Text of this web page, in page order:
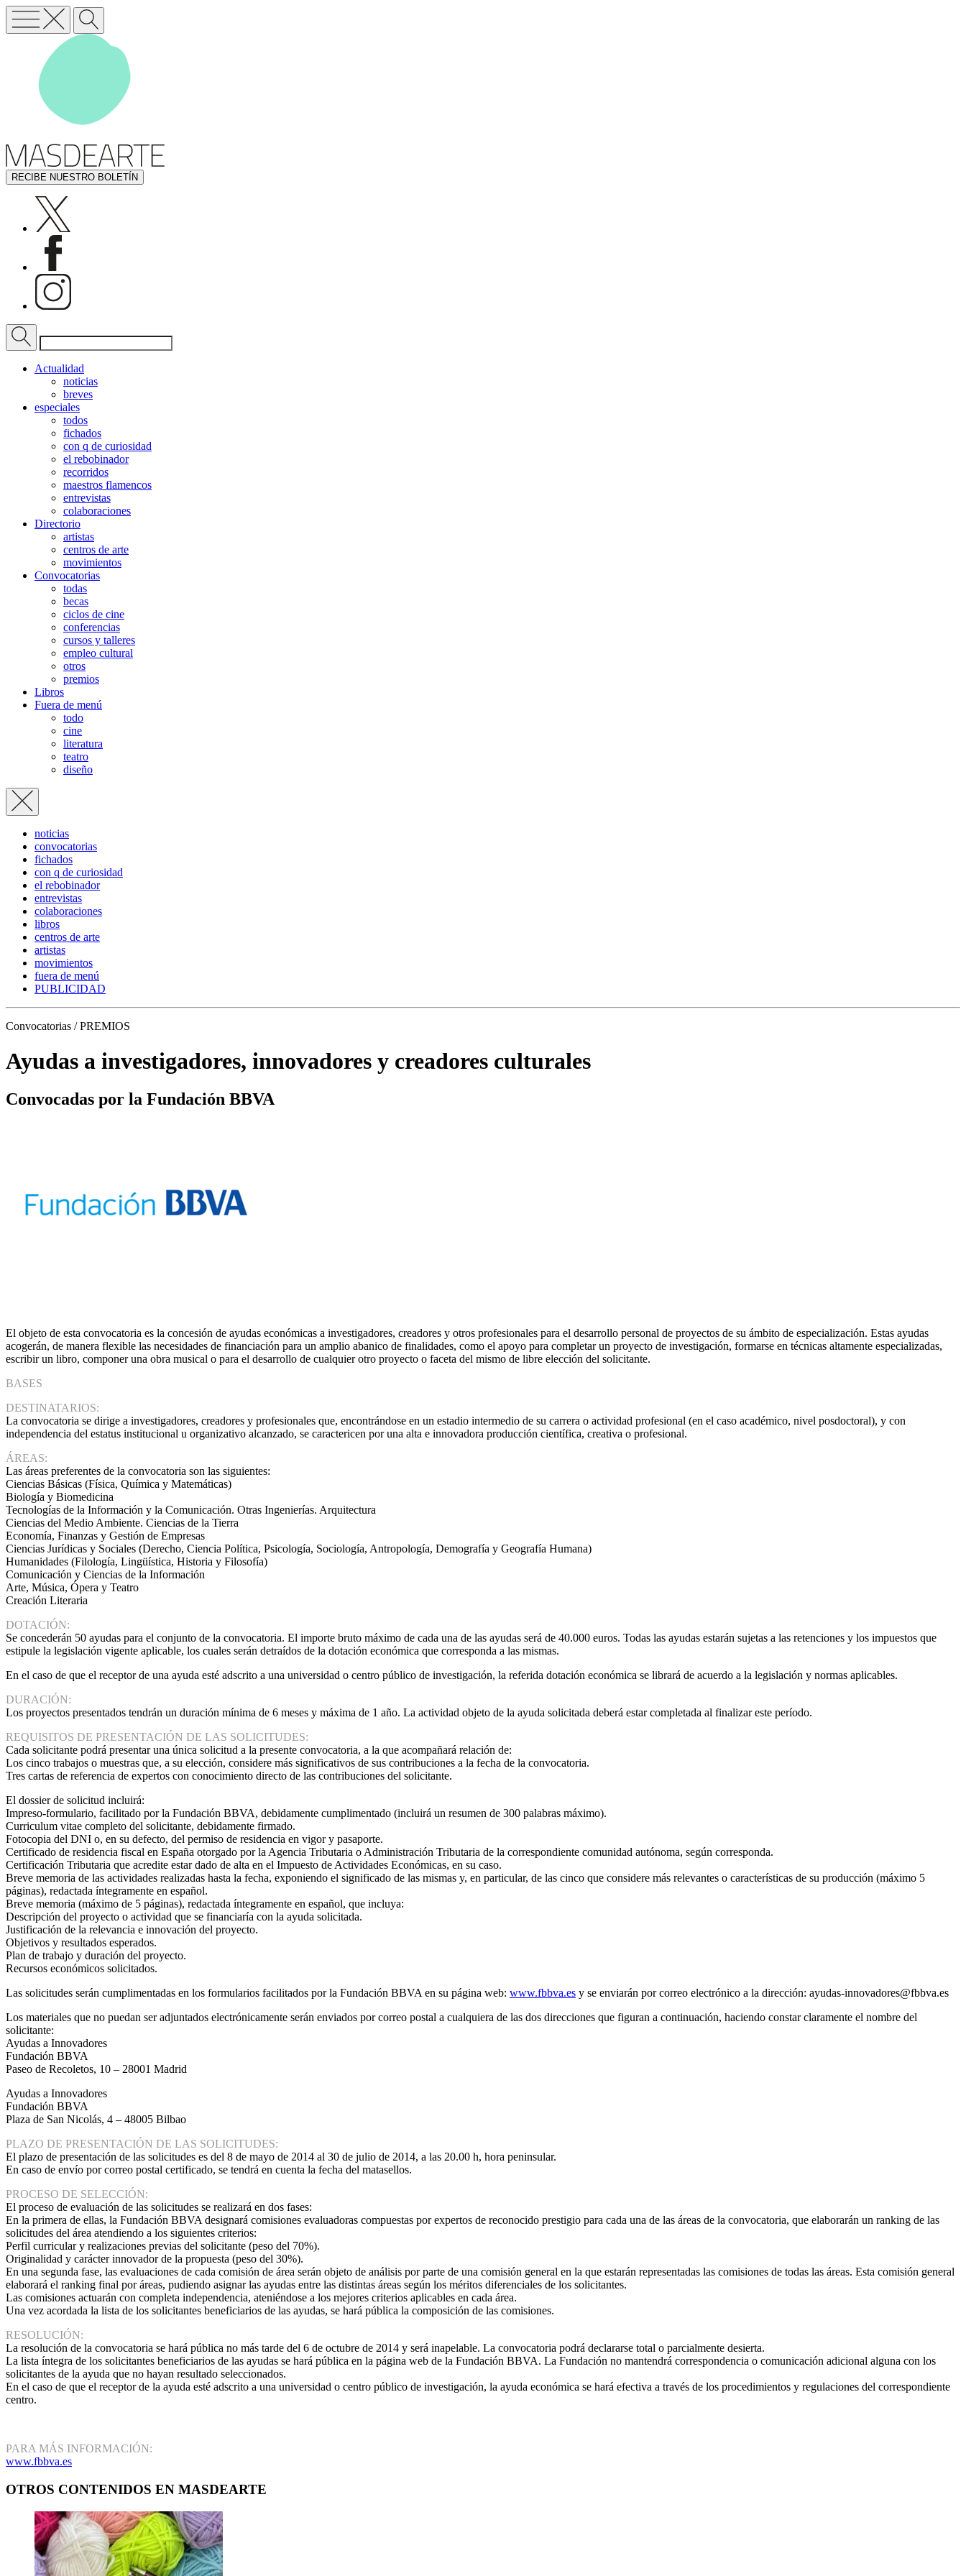
RECIBE NUESTRO BOLETÍN
Actualidad
noticias
breves
especiales
todos
fichados
con q de curiosidad
el rebobinador
recorridos
maestros flamencos
entrevistas
colaboraciones
Directorio
artistas
centros de arte
movimientos
Convocatorias
todas
becas
ciclos de cine
conferencias
cursos y talleres
empleo cultural
otros
premios
Libros
Fuera de menú
todo
cine
literatura
teatro
diseño
noticias
convocatorias
fichados
con q de curiosidad
el rebobinador
entrevistas
colaboraciones
libros
centros de arte
artistas
movimientos
fuera de menú
PUBLICIDAD
Convocatorias / PREMIOS
Ayudas a investigadores, innovadores y creadores culturales
Convocadas por la Fundación BBVA
El objeto de esta convocatoria es la concesión de ayudas económicas a investigadores, creadores y otros profesionales para el desarrollo personal de proyectos de su ámbito de especialización. Estas ayudas
acogerán, de manera flexible las necesidades de financiación para un amplio abanico de finalidades, como el apoyo para completar un proyecto de investigación, formarse en técnicas altamente especializadas,
escribir un libro, componer una obra musical o para el desarrollo de cualquier otro proyecto o faceta del mismo de libre elección del solicitante.
BASES
DESTINATARIOS:
La convocatoria se dirige a investigadores, creadores y profesionales que, encontrándose en un estadio intermedio de su carrera o actividad profesional (en el caso académico, nivel posdoctoral), y con
independencia del estatus institucional u organizativo alcanzado, se caractericen por una alta e innovadora producción científica, creativa o profesional.
ÁREAS:
Las áreas preferentes de la convocatoria son las siguientes:
Ciencias Básicas (Física, Química y Matemáticas)
Biología y Biomedicina
Tecnologías de la Información y la Comunicación. Otras Ingenierías. Arquitectura
Ciencias del Medio Ambiente. Ciencias de la Tierra
Economía, Finanzas y Gestión de Empresas
Ciencias Jurídicas y Sociales (Derecho, Ciencia Política, Psicología, Sociología, Antropología, Demografía y Geografía Humana)
Humanidades (Filología, Lingüística, Historia y Filosofía)
Comunicación y Ciencias de la Información
Arte, Música, Ópera y Teatro
Creación Literaria
DOTACIÓN:
Se concederán 50 ayudas para el conjunto de la convocatoria. El importe bruto máximo de cada una de las ayudas será de 40.000 euros. Todas las ayudas estarán sujetas a las retenciones y los impuestos que
estipule la legislación vigente aplicable, los cuales serán detraídos de la dotación económica que corresponda a las mismas.
En el caso de que el receptor de una ayuda esté adscrito a una universidad o centro público de investigación, la referida dotación económica se librará de acuerdo a la legislación y normas aplicables.
DURACIÓN:
Los proyectos presentados tendrán un duración mínima de 6 meses y máxima de 1 año. La actividad objeto de la ayuda solicitada deberá estar completada al finalizar este período.
REQUISITOS DE PRESENTACIÓN DE LAS SOLICITUDES:
Cada solicitante podrá presentar una única solicitud a la presente convocatoria, a la que acompañará relación de:
Los cinco trabajos o muestras que, a su elección, considere más significativos de sus contribuciones a la fecha de la convocatoria.
Tres cartas de referencia de expertos con conocimiento directo de las contribuciones del solicitante.
El dossier de solicitud incluirá:
Impreso-formulario, facilitado por la Fundación BBVA, debidamente cumplimentado (incluirá un resumen de 300 palabras máximo).
Curriculum vitae completo del solicitante, debidamente firmado.
Fotocopia del DNI o, en su defecto, del permiso de residencia en vigor y pasaporte.
Certificado de residencia fiscal en España otorgado por la Agencia Tributaria o Administración Tributaria de la correspondiente comunidad autónoma, según corresponda.
Certificación Tributaria que acredite estar dado de alta en el Impuesto de Actividades Económicas, en su caso.
Breve memoria de las actividades realizadas hasta la fecha, exponiendo el significado de las mismas y, en particular, de las cinco que considere más relevantes o características de su producción (máximo 5
páginas), redactada íntegramente en español.
Breve memoria (máximo de 5 páginas), redactada íntegramente en español, que incluya:
Descripción del proyecto o actividad que se financiaría con la ayuda solicitada.
Justificación de la relevancia e innovación del proyecto.
Objetivos y resultados esperados.
Plan de trabajo y duración del proyecto.
Recursos económicos solicitados.
Las solicitudes serán cumplimentadas en los formularios facilitados por la Fundación BBVA en su página web: www.fbbva.es y se enviarán por correo electrónico a la dirección: ayudas-innovadores@fbbva.es
Los materiales que no puedan ser adjuntados electrónicamente serán enviados por correo postal a cualquiera de las dos direcciones que figuran a continuación, haciendo constar claramente el nombre del
solicitante:
Ayudas a Innovadores
Fundación BBVA
Paseo de Recoletos, 10 – 28001 Madrid
Ayudas a Innovadores
Fundación BBVA
Plaza de San Nicolás, 4 – 48005 Bilbao
PLAZO DE PRESENTACIÓN DE LAS SOLICITUDES:
El plazo de presentación de las solicitudes es del 8 de mayo de 2014 al 30 de julio de 2014, a las 20.00 h, hora peninsular.
En caso de envío por correo postal certificado, se tendrá en cuenta la fecha del matasellos.
PROCESO DE SELECCIÓN:
El proceso de evaluación de las solicitudes se realizará en dos fases:
En la primera de ellas, la Fundación BBVA designará comisiones evaluadoras compuestas por expertos de reconocido prestigio para cada una de las áreas de la convocatoria, que elaborarán un ranking de las
solicitudes del área atendiendo a los siguientes criterios:
Perfil curricular y realizaciones previas del solicitante (peso del 70%).
Originalidad y carácter innovador de la propuesta (peso del 30%).
En una segunda fase, las evaluaciones de cada comisión de área serán objeto de análisis por parte de una comisión general en la que estarán representadas las comisiones de todas las áreas. Esta comisión general
elaborará el ranking final por áreas, pudiendo asignar las ayudas entre las distintas áreas según los méritos diferenciales de los solicitantes.
Las comisiones actuarán con completa independencia, ateniéndose a los mejores criterios aplicables en cada área.
Una vez acordada la lista de los solicitantes beneficiarios de las ayudas, se hará pública la composición de las comisiones.
RESOLUCIÓN:
La resolución de la convocatoria se hará pública no más tarde del 6 de octubre de 2014 y será inapelable. La convocatoria podrá declararse total o parcialmente desierta.
La lista íntegra de los solicitantes beneficiarios de las ayudas se hará pública en la página web de la Fundación BBVA. La Fundación no mantendrá correspondencia o comunicación adicional alguna con los
solicitantes de la ayuda que no hayan resultado seleccionados.
En el caso de que el receptor de la ayuda esté adscrito a una universidad o centro público de investigación, la ayuda económica se hará efectiva a través de los procedimientos y regulaciones del correspondiente
centro.
PARA MÁS INFORMACIÓN:
www.fbbva.es
OTROS CONTENIDOS EN MASDEARTE